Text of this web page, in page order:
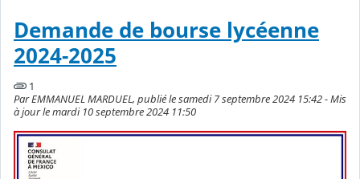
Demande de bourse lycéenne
2024-2025
1
Par EMMANUEL MARDUEL, publié le samedi 7 septembre 2024 15:42 - Mis
à jour le mardi 10 septembre 2024 11:50